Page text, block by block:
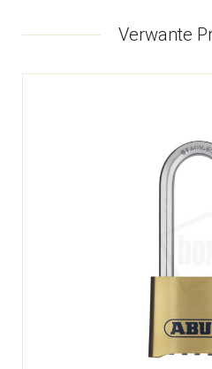
Verwante